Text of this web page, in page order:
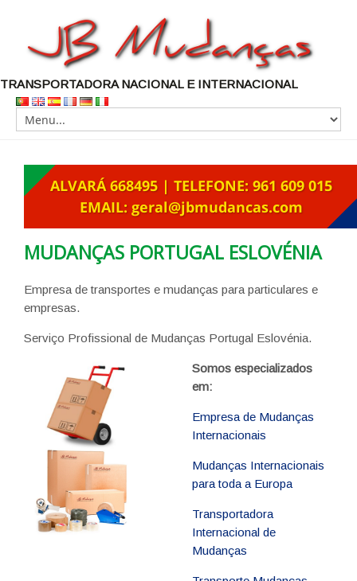
TRANSPORTADORA NACIONAL E INTERNACIONAL
MUDANÇAS PORTUGAL ESLOVÉNIA
Empresa de transportes e mudanças para particulares e
empresas.
Serviço Profissional de Mudanças Portugal Eslovénia.
Somos especializados
em:
Empresa de Mudanças
Internacionais
Mudanças Internacionais
para toda a Europa
Transportadora
Internacional de
Mudanças